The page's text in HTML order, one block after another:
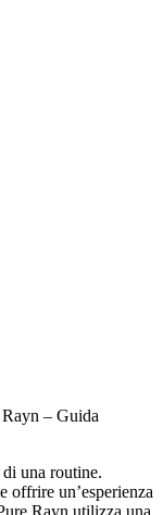
– Guida
una routine.
offrire un’esperienza
Rayn utilizza una